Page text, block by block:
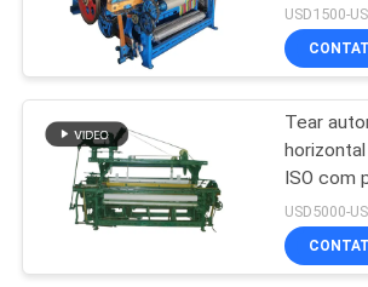
DO
SITE
PRIVACY
Cabo do
fios do
do aço
960rpm
Tear
ISO com